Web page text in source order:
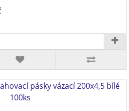
pásky vázací 200x4,5 bílé
100ks